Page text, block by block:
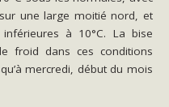
une large moitié nord, et
à 10°C. La bise
froid dans ces conditions
mercredi, début du mois